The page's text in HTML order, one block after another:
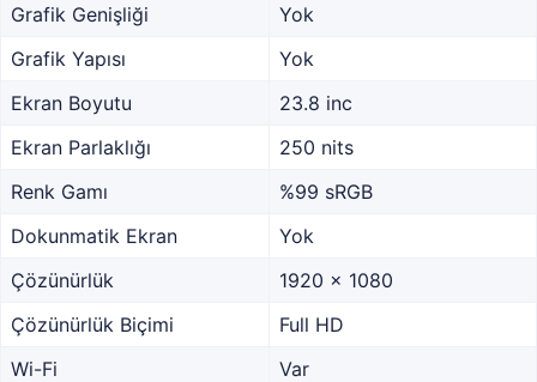
Grafik Genişliği
Yok
Grafik Yapısı
Yok
Ekran Boyutu
23.8 inc
Ekran Parlaklığı
250 nits
Renk Gamı
%99 sRGB
Dokunmatik Ekran
Yok
Çözünürlük
1920 x 1080
Çözünürlük Biçimi
Full HD
Wi-Fi
Var